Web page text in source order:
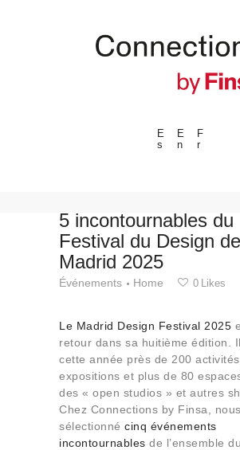
E
s
E
n
F
r
---ENLACES---
Événements
Espaces
Matériels
Technologie
Collaborations
Qui sommes-nous
Contact
5 incontournables du
Festival du Design de
Madrid 2025
Événements Home 0 Likes
Le Madrid Design Festival 2025
retour dans sa huitième édition.
cette année près de 200
expositions et plus de 80
des « open studios » et autres
Chez Connections by Finsa,
sélectionné cinq événements
incontournables de l’ensemble du